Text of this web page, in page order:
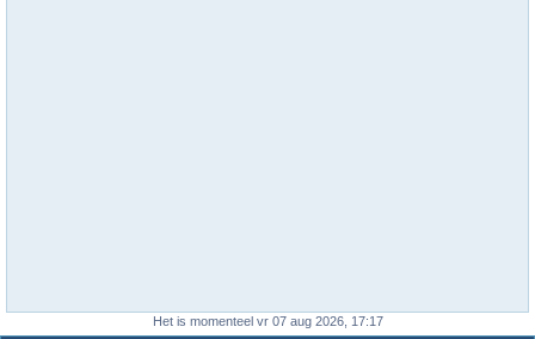
Het is momenteel vr 07 aug 2026, 17:17